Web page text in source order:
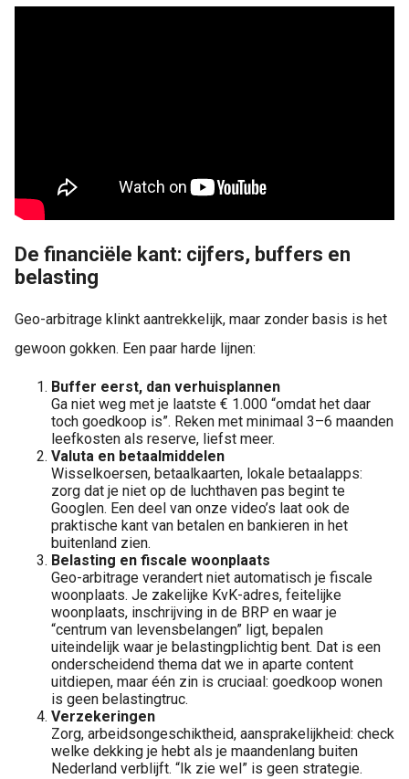
De financiële kant: cijfers, buffers en
belasting
Geo-arbitrage klinkt aantrekkelijk, maar zonder basis is het
gewoon gokken. Een paar harde lijnen:
Buffer eerst, dan verhuisplannen
Ga niet weg met je laatste € 1.000 “omdat het daar
toch goedkoop is”. Reken met minimaal 3–6 maanden
leefkosten als reserve, liefst meer.
Valuta en betaalmiddelen
Wisselkoersen, betaalkaarten, lokale betaalapps:
zorg dat je niet op de luchthaven pas begint te
Googlen. Een deel van onze video’s laat ook de
praktische kant van betalen en bankieren in het
buitenland zien.
Belasting en fiscale woonplaats
Geo-arbitrage verandert niet automatisch je fiscale
woonplaats. Je zakelijke KvK-adres, feitelijke
woonplaats, inschrijving in de BRP en waar je
“centrum van levensbelangen” ligt, bepalen
uiteindelijk waar je belastingplichtig bent. Dat is een
onderscheidend thema dat we in aparte content
uitdiepen, maar één zin is cruciaal: goedkoop wonen
is geen belastingtruc.
Verzekeringen
Zorg, arbeidsongeschiktheid, aansprakelijkheid: check
welke dekking je hebt als je maandenlang buiten
Nederland verblijft. “Ik zie wel” is geen strategie.